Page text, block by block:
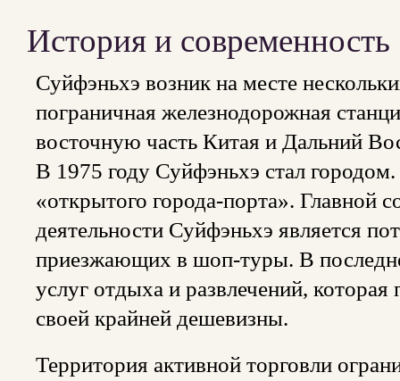
История и современность
Суйфэньхэ возник на месте
пограничная железнодорожная
восточную часть Китая и Дальний
В 1975 году Суйфэньхэ стал
«открытого города-порта». Главной
деятельности Суйфэньхэ является
приезжающих в шоп-туры. В
услуг отдыха и развлечений, которая
своей крайней дешевизны.
Территория активной торговли